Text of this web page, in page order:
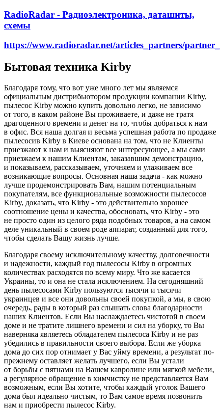
RadioRadar - Радиоэлектроника, даташиты,
схемы
https://www.radioradar.net/articles_partners/
Бытовая техника Kirby
Благодаря тому, что вот уже много лет мы являемся
официальным дистрибьютором продукции компании Kirby,
пылесос Kirby можно купить довольно легко, не зависимо
от того, в каком районе Вы проживаете, и даже не тратя
драгоценного времени и денег на то, чтобы добраться к нам
в офис. Вся наша долгая и весьма успешная работа по продаже
пылесосив Kirby в Киеве основана на том, что не Клиенты
приезжают к нам и выясняют все интересующее, а мы сами
приезжаем к нашим Клиентам, заказавшим демонстрацию,
и показываем, рассказываем, уточняем и улаживаем все
возникающие вопросы. Основная наша задача - как можно
лучше продемонстрировать Вам, нашим потенциальным
покупателям, все функциональные возможности пылесосов
Kirby, доказать, что Kirby - это действительно хорошее
соотношение цены и качества, обосновать, что Kirby - это
не просто один из целого ряда подобных товаров, а на самом
деле уникальный в своем роде аппарат, созданный для того,
чтобы сделать Вашу жизнь лучше.
Благодаря своему исключительному качеству, долговечности
и надежности, каждый год пылесосы Kirby в огромных
количествах расходятся по всему миру. Что же касается
Украины, то и она не стала исключением. На сегодняшний
день пылесосами Kirby пользуются тысячи и тысячи
украинцев и все они довольны своей покупкой, а мы, в свою
очередь, рады в который раз слышать слова благодарности
наших Клиентов. Если Вы наслаждаетесь чистотой в своем
доме и не тратите лишнего времени и сил на уборку, то Вы
наверняка являетесь обладателем пылесоса Kirby и не раз
убедились в правильности своего выбора. Если же уборка
дома до сих пор отнимает у Вас уйму времени, а результат по-
прежнему оставляет желать лучшего, если Вы устали
от борьбы с пятнами на Вашем кавролине или мягкой мебели,
а регулярное обращение в химчистку не представляется Вам
возможным, если Вы хотите, чтобы каждый уголок Вашего
дома был идеально чистым, то Вам самое время позвонить
нам и приобрести пылесос Kirby.